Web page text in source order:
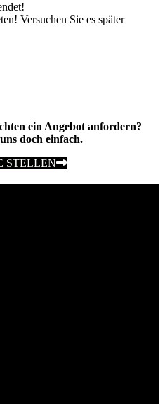
Versuchen Sie es später
ein Angebot anfordern?
doch einfach.
STELLEN